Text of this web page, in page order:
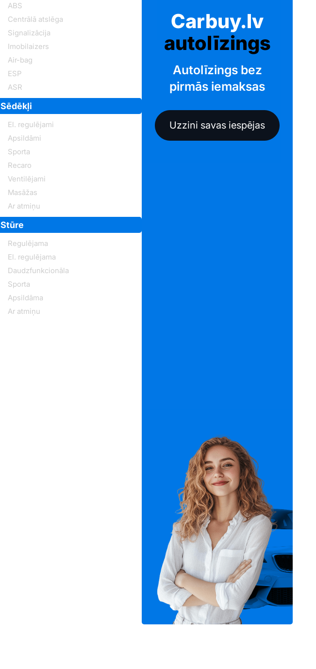
ABS
Centrālā atslēga
Signalizācija
Imobilaizers
Air-bag
ESP
ASR
Sēdēkļi
El. regulējami
Apsildāmi
Sporta
Recaro
Ventilējami
Masāžas
Ar atmiņu
Stūre
Regulējama
El. regulējama
Daudzfunkcionāla
Sporta
Apsildāma
Ar atmiņu
Carbuy.lv
autolīzings
Autolīzings bez
pirmās iemaksas
Uzzini savas iespējas